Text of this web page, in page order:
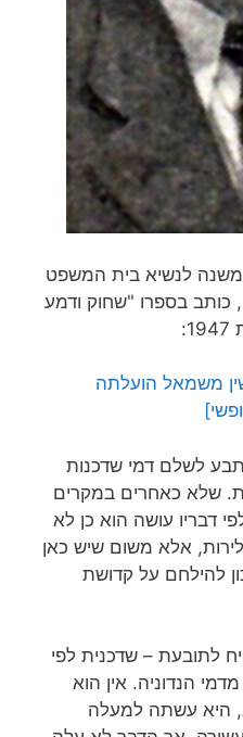
לנשיא בית המשפט
כותב בספרו "שחוק ודמע
משמאל הועלתה
לשלם דמי שדכנות
שלא כאחרים במקרים
דבריו עושה הוא כן לא
אלא משום שיש כאן
להילחם על קדושת
לתובעת – שדכנית לפי
הנדוניה. אין הוא
היא עשתה למעלה